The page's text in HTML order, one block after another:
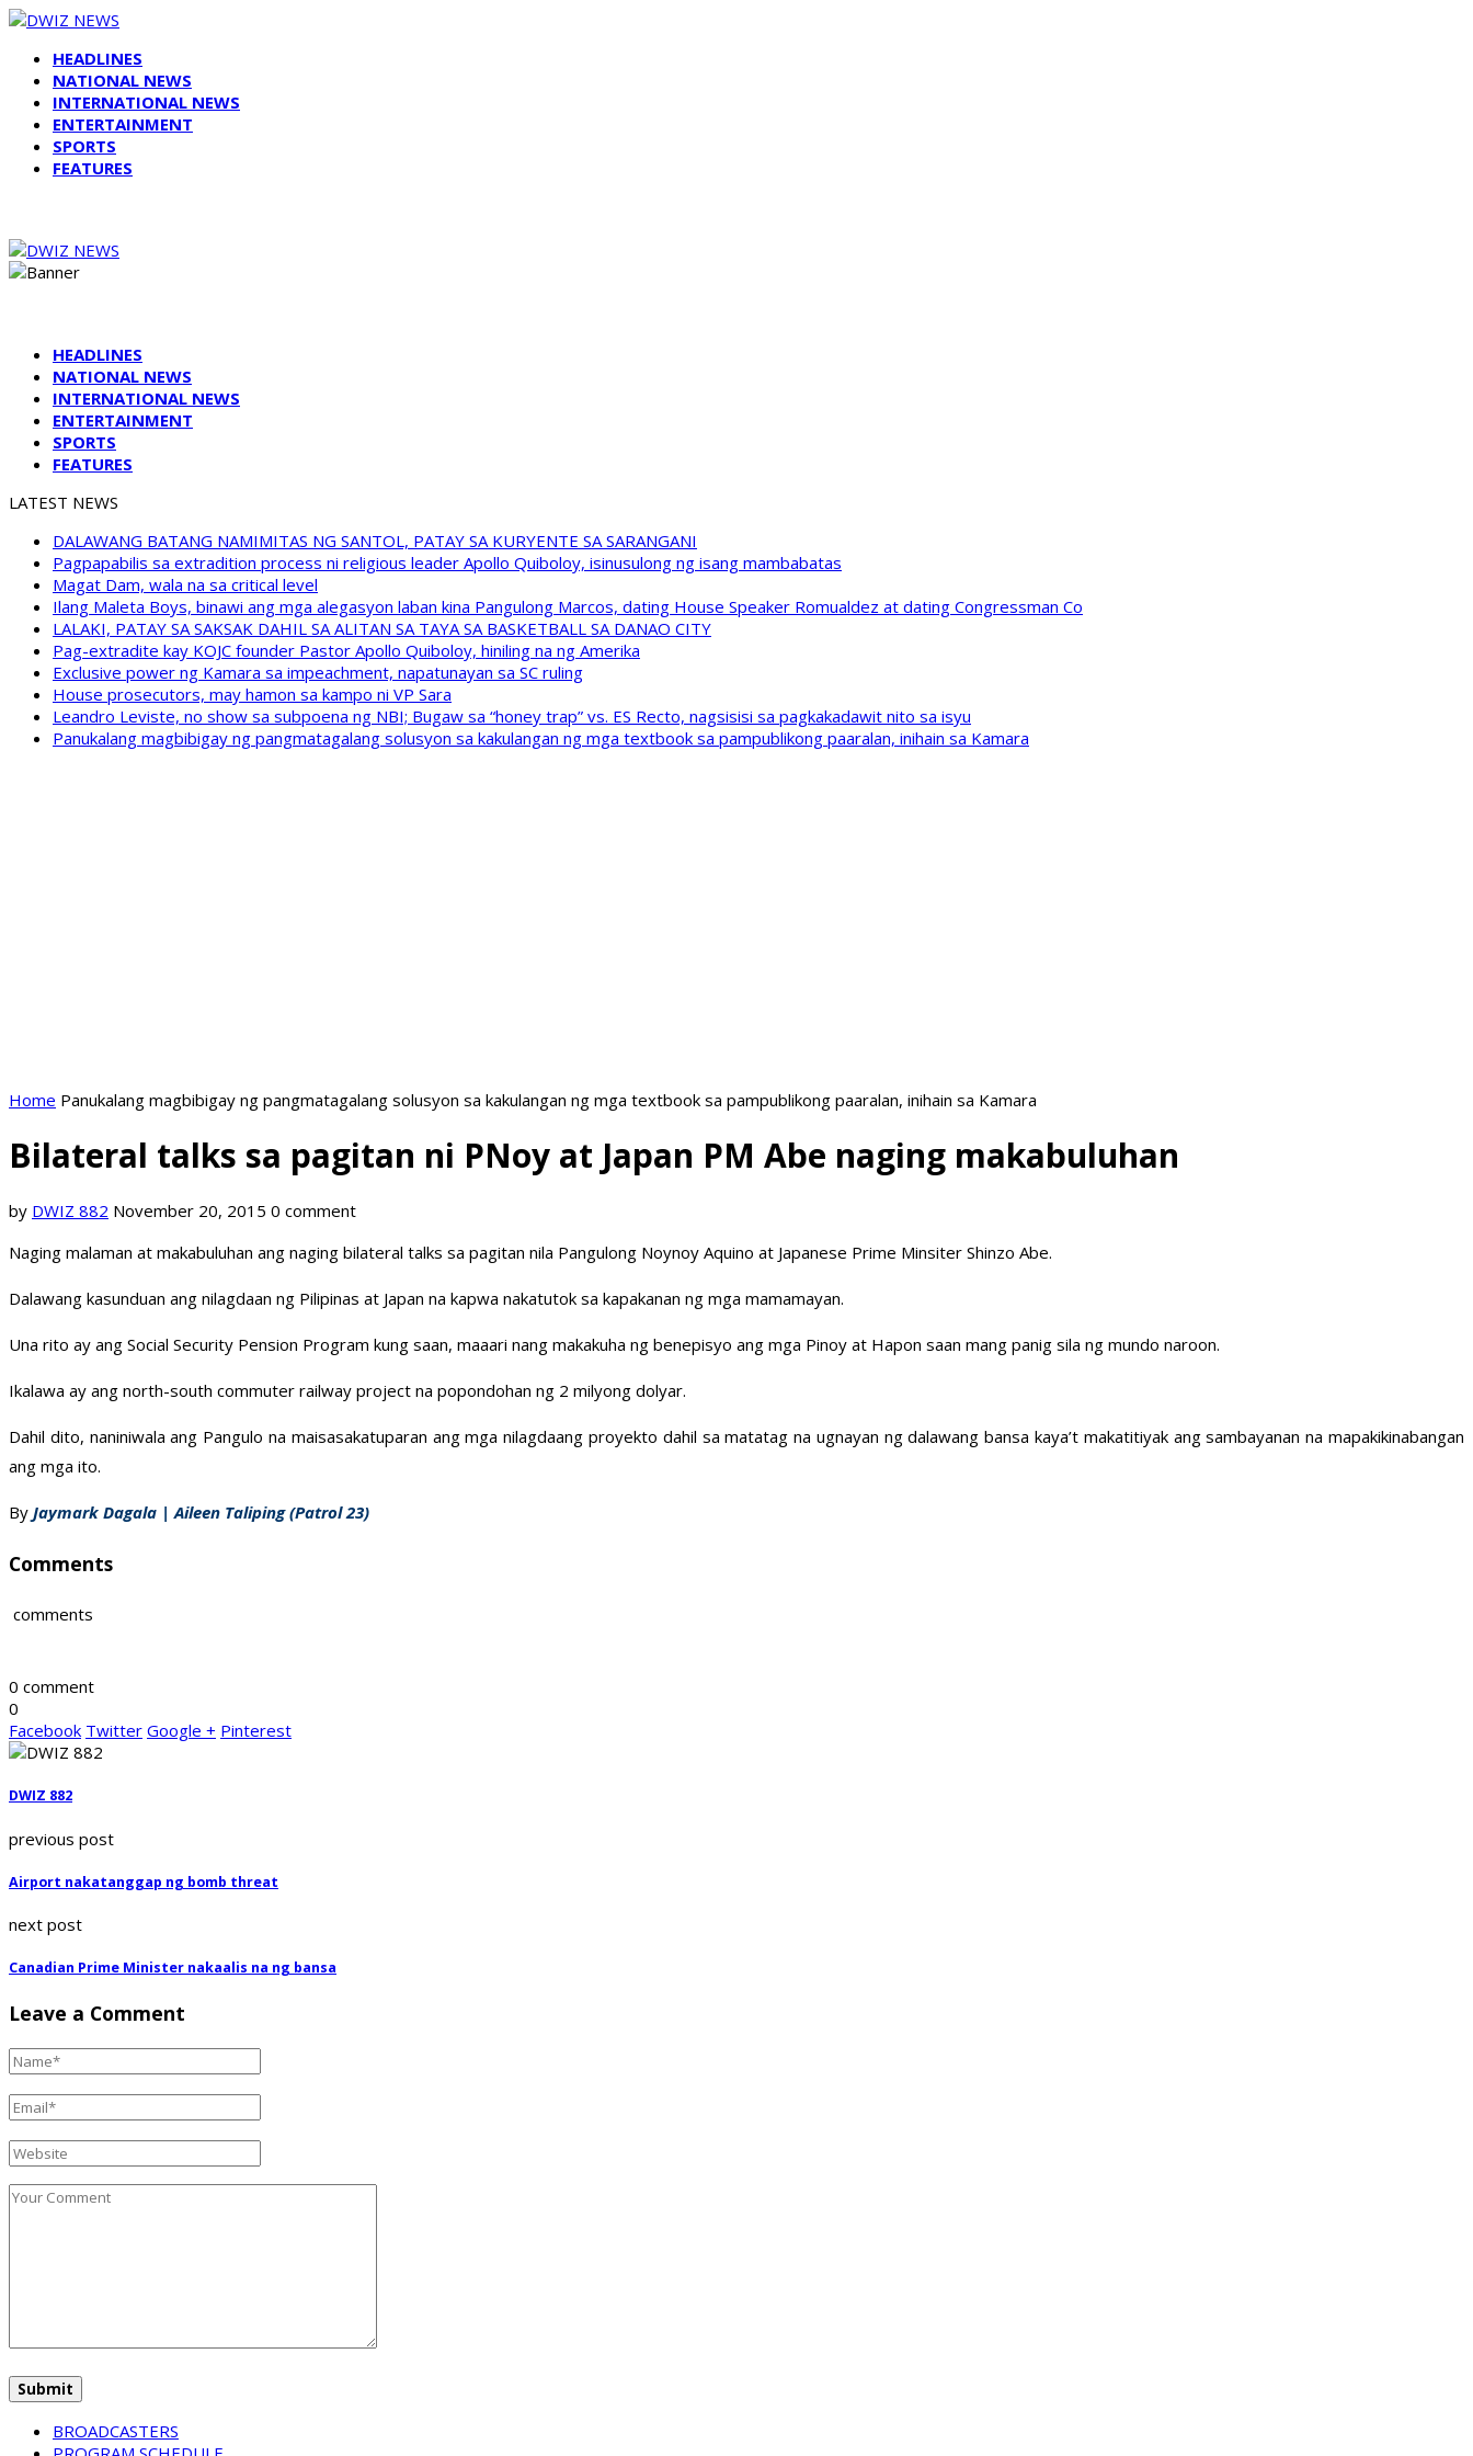
HEADLINES
NATIONAL NEWS
INTERNATIONAL NEWS
ENTERTAINMENT
SPORTS
FEATURES
HEADLINES
NATIONAL NEWS
INTERNATIONAL NEWS
ENTERTAINMENT
SPORTS
FEATURES
LATEST NEWS
DALAWANG BATANG NAMIMITAS NG SANTOL, PATAY SA KURYENTE SA SARANGANI
Pagpapabilis sa extradition process ni religious leader Apollo Quiboloy, isinusulong ng isang mambabatas
Magat Dam, wala na sa critical level
Ilang Maleta Boys, binawi ang mga alegasyon laban kina Pangulong Marcos, dating House Speaker Romualdez at dating Congressman Co
LALAKI, PATAY SA SAKSAK DAHIL SA ALITAN SA TAYA SA BASKETBALL SA DANAO CITY
Pag-extradite kay KOJC founder Pastor Apollo Quiboloy, hiniling na ng Amerika
Exclusive power ng Kamara sa impeachment, napatunayan sa SC ruling
House prosecutors, may hamon sa kampo ni VP Sara
Leandro Leviste, no show sa subpoena ng NBI; Bugaw sa “honey trap” vs. ES Recto, nagsisisi sa pagkakadawit nito sa isyu
Panukalang magbibigay ng pangmatagalang solusyon sa kakulangan ng mga textbook sa pampublikong paaralan, inihain sa Kamara
Home Panukalang magbibigay ng pangmatagalang solusyon sa kakulangan ng mga textbook sa pampublikong paaralan, inihain sa Kamara
Bilateral talks sa pagitan ni PNoy at Japan PM Abe naging makabuluhan
by DWIZ 882 November 20, 2015 0 comment
Naging malaman at makabuluhan ang naging bilateral talks sa pagitan nila Pangulong Noynoy Aquino at Japanese Prime Minsiter Shinzo Abe.
Dalawang kasunduan ang nilagdaan ng Pilipinas at Japan na kapwa nakatutok sa kapakanan ng mga mamamayan.
Una rito ay ang Social Security Pension Program kung saan, maaari nang makakuha ng benepisyo ang mga Pinoy at Hapon saan mang panig sila ng mundo naroon.
Ikalawa ay ang north-south commuter railway project na popondohan ng 2 milyong dolyar.
Dahil dito, naniniwala ang Pangulo na maisasakatuparan ang mga nilagdaang proyekto dahil sa matatag na ugnayan ng dalawang bansa kaya’t makatitiyak ang sambayanan na mapakikinabangan
ang mga ito.
By Jaymark Dagala | Aileen Taliping (Patrol 23)
Comments
comments
0 comment
0
Facebook Twitter Google + Pinterest
DWIZ 882
previous post
Airport nakatanggap ng bomb threat
next post
Canadian Prime Minister nakaalis na ng bansa
Leave a Comment
BROADCASTERS